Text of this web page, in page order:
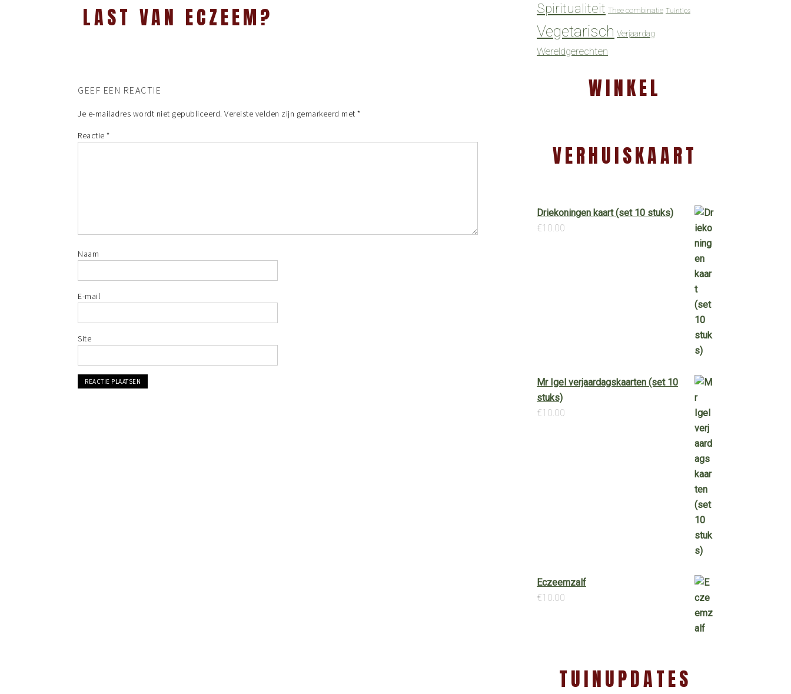
LAST VAN ECZEEM?
GEEF EEN REACTIE
Je e-mailadres wordt niet gepubliceerd. Vereiste velden zijn gemarkeerd met *
Reactie *
Naam
E-mail
Site
Spiritualiteit Thee combinatie Tuintips
Vegetarisch Verjaardag
Wereldgerechten
WINKEL
VERHUISKAART
Driekoningen kaart (set 10 stuks)
€10.00
Mr Igel verjaardagskaarten (set 10
stuks)
€10.00
Eczeemzalf
€10.00
TUINUPDATES